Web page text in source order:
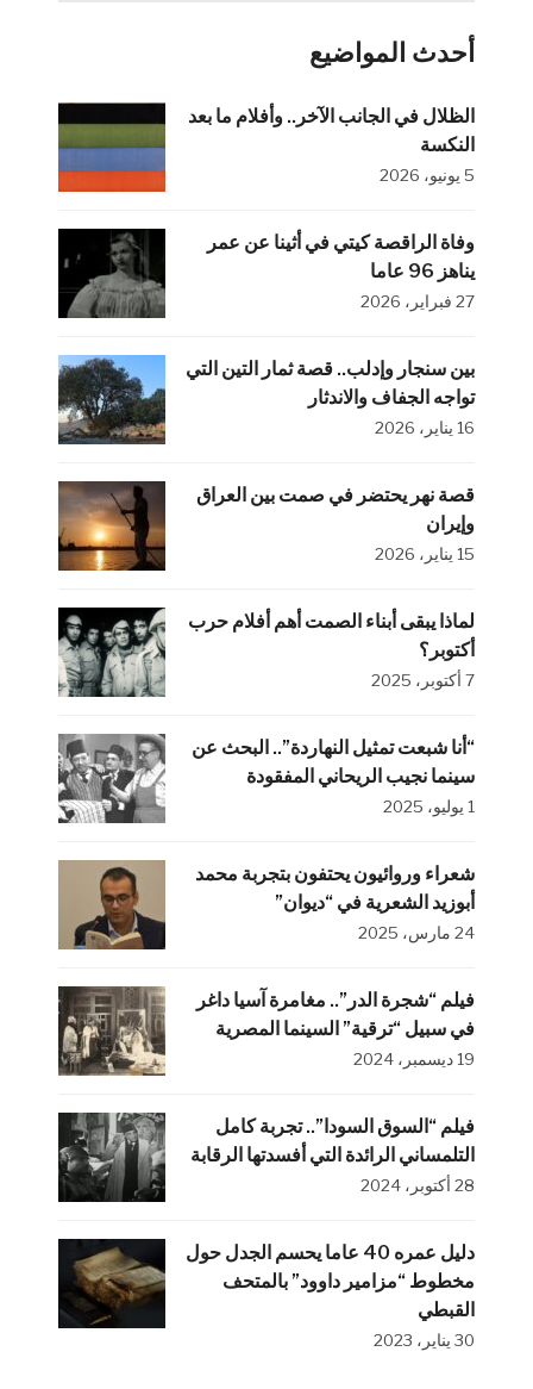
أحدث المواضيع
الظلال في الجانب الآخر.. وأفلام ما بعد
النكسة
5 يونيو، 2026
وفاة الراقصة كيتي في أثينا عن عمر
يناهز 96 عاما
27 فبراير، 2026
بين سنجار وإدلب.. قصة ثمار التين التي
تواجه الجفاف والاندثار
16 يناير، 2026
قصة نهر يحتضر في صمت بين العراق
وإيران
15 يناير، 2026
لماذا يبقى أبناء الصمت أهم أفلام حرب
أكتوبر؟
7 أكتوبر، 2025
“أنا شبعت تمثيل النهاردة”.. البحث عن
سينما نجيب الريحاني المفقودة
1 يوليو، 2025
شعراء وروائيون يحتفون بتجربة محمد
أبوزيد الشعرية في “ديوان”
24 مارس، 2025
فيلم “شجرة الدر”.. مغامرة آسيا داغر
في سبيل “ترقية” السينما المصرية
19 ديسمبر، 2024
فيلم “السوق السودا”.. تجربة كامل
التلمساني الرائدة التي أفسدتها الرقابة
28 أكتوبر، 2024
دليل عمره 40 عاما يحسم الجدل حول
مخطوط “مزامير داوود” بالمتحف
القبطي
30 يناير، 2023